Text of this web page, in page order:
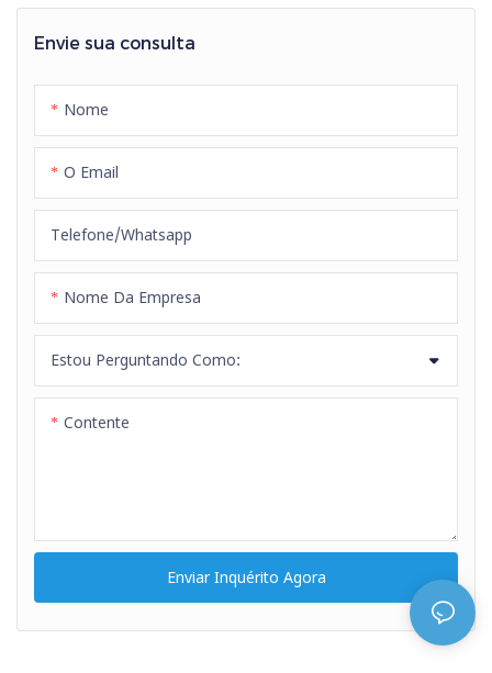
Envie sua consulta
Nome
O Email
Telefone/whatsapp
Nome Da Empresa
Estou Perguntando Como:
Contente
Enviar Inquérito Agora
processamento de alimentos.
Fabricada com tubo interno de
em NBR/PVC, garante
excelente flexibilidade,
resistência à pressão e longa
vida útil. Com certificação FDA
e conformidade com diversas
normas internacionais, esta
desempenho seguro e
confiável em aplicações
relacionadas à alimentação.